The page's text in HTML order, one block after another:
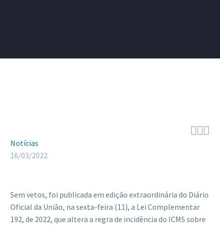

Notícias
16/03/2022
Sem vetos, foi publicada em edição extraordinária do Diário
Oficial da União, na sexta-feira (11), a Lei Complementar
192, de 2022, que altera a regra de incidência do ICMS sobre